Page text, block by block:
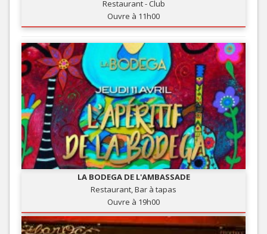
Restaurant - Club
Ouvre à 11h00
LA BODEGA DE L'AMBASSADE
Restaurant, Bar à tapas
Ouvre à 19h00